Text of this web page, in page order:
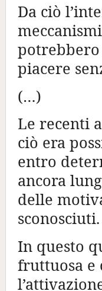
Da ciò
piacere
(…)
Le recenti
ciò era
entro
ancora
delle
sconosciuti.
In questo
fruttuosa e